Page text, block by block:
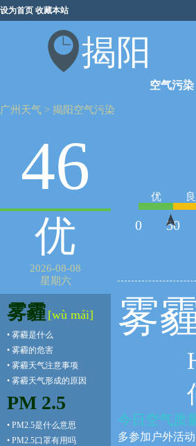
设为首页 收藏本站
揭阳
空气污染
广州天气 > 揭阳空气污染
46
优
2026-08-08
星期六
雾霾 [wù mái]
• 雾霾是什么
• 雾霾的危害
• 雾霾天气注意事项
• 雾霾天气形成的原因
PM 2.5
• PM2.5是什么意思
• PM2.5口罩有用吗
优 良
0 50
雾
今日空气质
多参加户外活